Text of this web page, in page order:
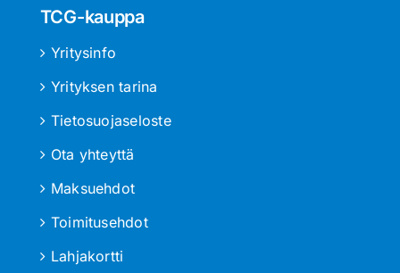
TCG-kauppa
Yritysinfo
Yrityksen tarina
Tietosuojaseloste
Ota yhteyttä
Maksuehdot
Toimitusehdot
Lahjakortti